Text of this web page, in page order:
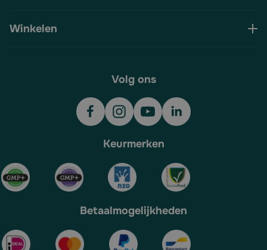
Winkelen
Volg ons
Keurmerken
Betaalmogelijkheden